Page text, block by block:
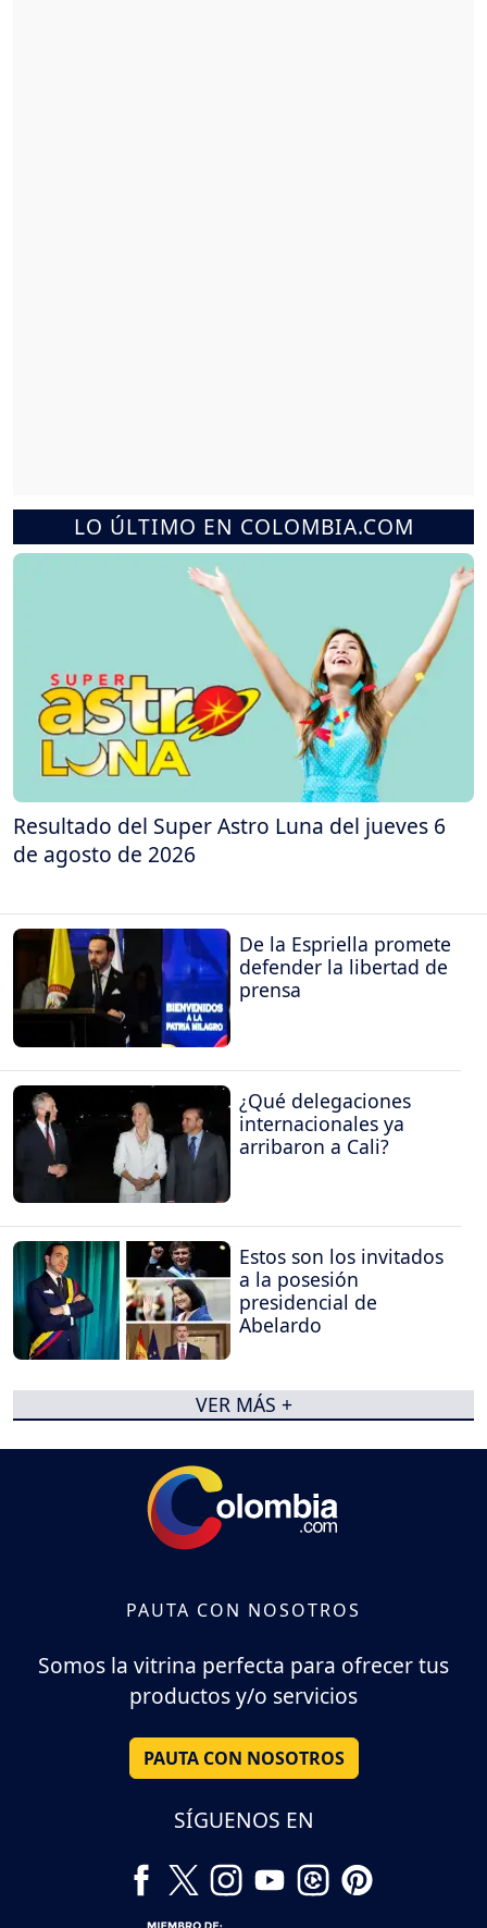
LO ÚLTIMO EN COLOMBIA.COM
Resultado del Super Astro Luna del jueves 6
de agosto de 2026
De la Espriella promete
defender la libertad de
prensa
¿Qué delegaciones
internacionales ya
arribaron a Cali?
Estos son los invitados
a la posesión
presidencial de
Abelardo
VER MÁS +
PAUTA CON NOSOTROS
Somos la vitrina perfecta para ofrecer tus
productos y/o servicios
PAUTA CON NOSOTROS
SÍGUENOS EN